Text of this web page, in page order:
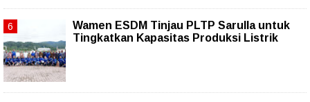
Wamen ESDM Tinjau PLTP Sarulla untuk
Tingkatkan Kapasitas Produksi Listrik